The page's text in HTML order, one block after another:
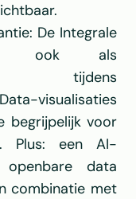
De Integrale
ook als
tijdens
visualisaties
begrijpelijk voor
Plus: een AI-
data
combinatie met